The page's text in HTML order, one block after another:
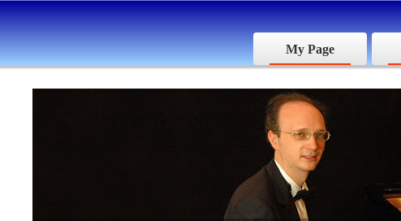
My Page